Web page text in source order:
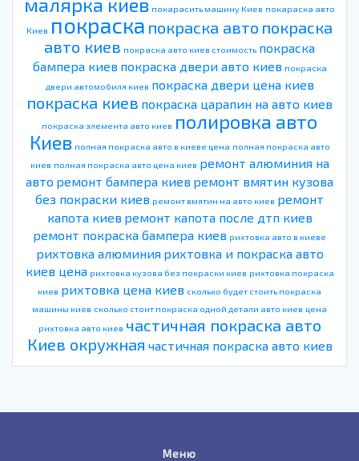
покарасить машину Киев покараска авто
Киев покраска покраска авто покраска
авто киев покраска авто киев стоимость покраска
бампера киев покраска двери авто киев покраска
двери автомобиля киев покраска двери цена киев
покраска киев покраска царапин на авто киев
покраска элемента авто киев полировка авто
Киев полная покраска авто в киеве цена полная покраска авто
киев полная покраска авто цена киев ремонт алюминия на
авто ремонт бампера киев ремонт вмятин кузова
без покраски киев ремонт вмятин на авто киев ремонт
капота киев ремонт капота после дтп киев
ремонт покраска бампера киев рихтовка авто в киеве
рихтовка алюминия рихтовка и покраска авто
киев цена рихтовка кузова без покраски киев рихтовка покраска
киев рихтовка цена киев сколько будет стоить покраска
машины киев сколько стоит покраска одной детали авто киев цена
рихтовка авто киев частичная покраска авто
Киев окружная частичная покраска авто киев
Меню